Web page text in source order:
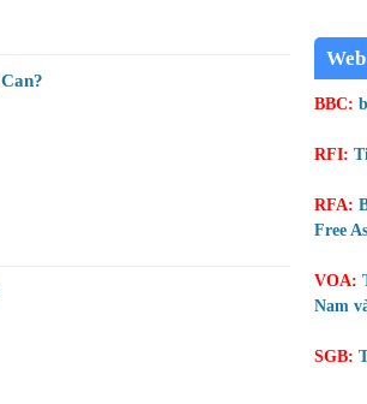
BBC:
RFI:
RFA:
Free
VOA:
Nam
SGB: